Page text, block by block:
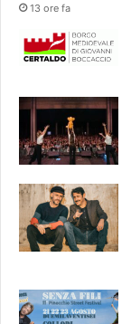
13 ore fa